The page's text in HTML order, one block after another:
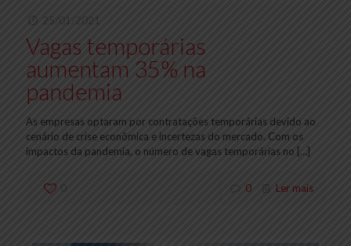
25/01/2021
Vagas temporárias
aumentam 35% na
pandemia
As empresas optaram por contratações temporárias devido ao
cenário de crise econômica e incertezas do mercado. Com os
impactos da pandemia, o número de vagas temporárias no […]
0 0 Ler mais